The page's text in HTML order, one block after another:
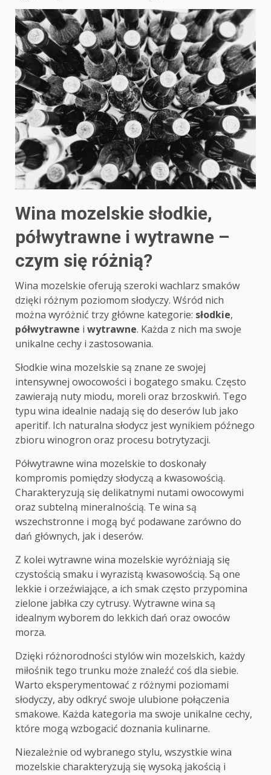
Wina mozelskie słodkie,
półwytrawne i wytrawne –
czym się różnią?
Wina mozelskie oferują szeroki wachlarz smaków
dzięki różnym poziomom słodyczy. Wśród nich
można wyróżnić trzy główne kategorie: słodkie,
półwytrawne i wytrawne. Każda z nich ma swoje
unikalne cechy i zastosowania.
Słodkie wina mozelskie są znane ze swojej
intensywnej owocowości i bogatego smaku. Często
zawierają nuty miodu, moreli oraz brzoskwiń. Tego
typu wina idealnie nadają się do deserów lub jako
aperitif. Ich naturalna słodycz jest wynikiem późnego
zbioru winogron oraz procesu botrytyzacji.
Półwytrawne wina mozelskie to doskonały
kompromis pomiędzy słodyczą a kwasowością.
Charakteryzują się delikatnymi nutami owocowymi
oraz subtelną mineralnością. Te wina są
wszechstronne i mogą być podawane zarówno do
dań głównych, jak i deserów.
Z kolei wytrawne wina mozelskie wyróżniają się
czystością smaku i wyrazistą kwasowością. Są one
lekkie i orzeźwiające, a ich smak często przypomina
zielone jabłka czy cytrusy. Wytrawne wina są
idealnym wyborem do lekkich dań oraz owoców
morza.
Dzięki różnorodności stylów win mozelskich, każdy
miłośnik tego trunku może znaleźć coś dla siebie.
Warto eksperymentować z różnymi poziomami
słodyczy, aby odkryć swoje ulubione połączenia
smakowe. Każda kategoria ma swoje unikalne cechy,
które mogą wzbogacić doznania kulinarne.
Niezależnie od wybranego stylu, wszystkie wina
mozelskie charakteryzują się wysoką jakością i